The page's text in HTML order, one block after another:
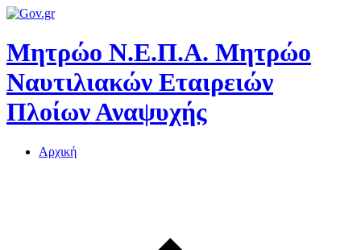
Μητρώο Ν.Ε.Π.Α. Μητρώο
Ναυτιλιακών Εταιρειών
Πλοίων Αναψυχής
Αρχική